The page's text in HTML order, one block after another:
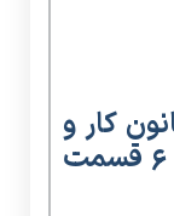
کار و
قانون استخدام کشوری در ۶ قسمت